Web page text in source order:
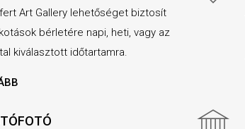
Art Gallery lehetőséget biztosít
bérletére napi, heti, vagy az
kiválasztott időtartamra.